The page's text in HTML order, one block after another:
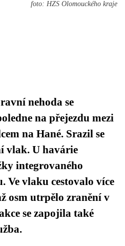
foto: HZS Olomouckého kraje
nehoda se
na přejezdu mezi
na Hané. Srazil se
vlak. U havárie
integrovaného
Ve vlaku cestovalo více
osm utrpělo zranění v
se zapojila také